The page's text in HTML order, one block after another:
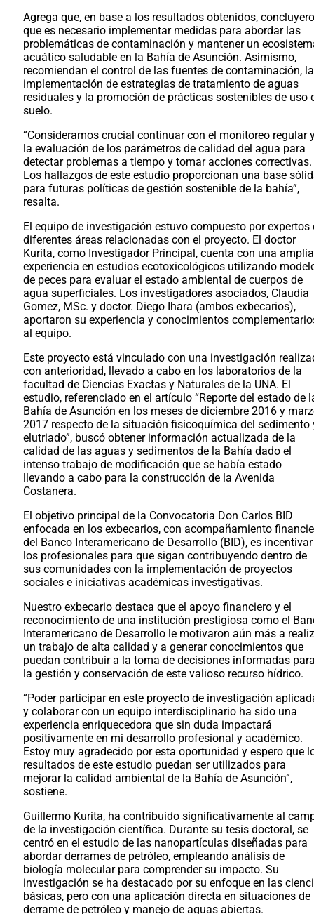
Agrega que, en base a los resultados obtenidos,
que es necesario implementar medidas para abordar las
problemáticas de contaminación y mantener un
acuático saludable en la Bahía de Asunción. Asimismo,
recomiendan el control de las fuentes de contaminación, la
implementación de estrategias de tratamiento de aguas
residuales y la promoción de prácticas sostenibles de uso
suelo.
“Consideramos crucial continuar con el monitoreo regular
la evaluación de los parámetros de calidad del agua para
detectar problemas a tiempo y tomar acciones correctivas.
Los hallazgos de este estudio proporcionan una base
para futuras políticas de gestión sostenible de la bahía”,
resalta.
El equipo de investigación estuvo compuesto por expertos
diferentes áreas relacionadas con el proyecto. El doctor
Kurita, como Investigador Principal, cuenta con una amplia
experiencia en estudios ecotoxicológicos utilizando
de peces para evaluar el estado ambiental de cuerpos de
agua superficiales. Los investigadores asociados, Claudia
Gomez, MSc. y doctor. Diego Ihara (ambos exbecarios),
aportaron su experiencia y conocimientos
al equipo.
Este proyecto está vinculado con una investigación
con anterioridad, llevado a cabo en los laboratorios de la
facultad de Ciencias Exactas y Naturales de la UNA. El
estudio, referenciado en el artículo “Reporte del estado de
Bahía de Asunción en los meses de diciembre 2016 y
2017 respecto de la situación fisicoquímica del sedimento
elutriado”, buscó obtener información actualizada de la
calidad de las aguas y sedimentos de la Bahía dado el
intenso trabajo de modificación que se había estado
llevando a cabo para la construcción de la Avenida
Costanera.
El objetivo principal de la Convocatoria Don Carlos BID
enfocada en los exbecarios, con acompañamiento
del Banco Interamericano de Desarrollo (BID), es
los profesionales para que sigan contribuyendo dentro de
sus comunidades con la implementación de proyectos
sociales e iniciativas académicas investigativas.
Nuestro exbecario destaca que el apoyo financiero y el
reconocimiento de una institución prestigiosa como el
Interamericano de Desarrollo le motivaron aún más a
un trabajo de alta calidad y a generar conocimientos que
puedan contribuir a la toma de decisiones informadas
la gestión y conservación de este valioso recurso hídrico.
“Poder participar en este proyecto de investigación
y colaborar con un equipo interdisciplinario ha sido una
experiencia enriquecedora que sin duda impactará
positivamente en mi desarrollo profesional y académico.
Estoy muy agradecido por esta oportunidad y espero que
resultados de este estudio puedan ser utilizados para
mejorar la calidad ambiental de la Bahía de Asunción”,
sostiene.
Guillermo Kurita, ha contribuido significativamente al
de la investigación científica. Durante su tesis doctoral, se
centró en el estudio de las nanopartículas diseñadas para
abordar derrames de petróleo, empleando análisis de
biología molecular para comprender su impacto. Su
investigación se ha destacado por su enfoque en las
básicas, pero con una aplicación directa en situaciones de
derrame de petróleo y manejo de aguas abiertas.